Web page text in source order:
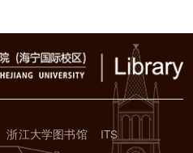
浙江大学图书馆
ITS